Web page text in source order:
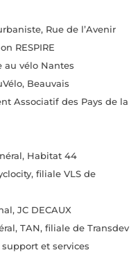
Rue de l’Avenir
RESPIRE
au vélo Nantes
Beauvais
Associatif des Pays de la
Habitat 44
filiale VLS de
JC DECAUX
TAN, filiale de Transdev
et services